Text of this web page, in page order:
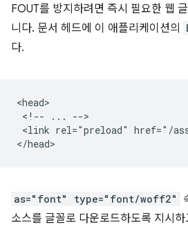
FOUT를 방지하려면 즉시 필요한 웹
니다. 문서 헤드에 이 애플리케이션의
다.
<head>
<!-- ... -->
<link rel="preload" href="/
as="font" type="font/woff2"
소스를 글꼴로 다운로드하도록 지시